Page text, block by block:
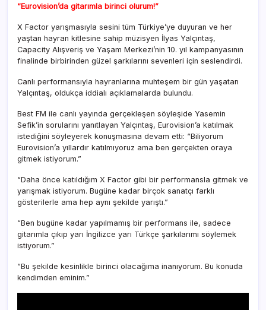
“Eurovision’da gitarımla birinci olurum!”
X Factor yarışmasıyla sesini tüm Türkiye’ye duyuran ve her
yaştan hayran kitlesine sahip müzisyen İlyas Yalçıntaş,
Capacity Alışveriş ve Yaşam Merkezi’nin 10. yıl kampanyasının
finalinde birbirinden güzel şarkılarını sevenleri için seslendirdi.
Canlı performansıyla hayranlarına muhteşem bir gün yaşatan
Yalçıntaş, oldukça iddialı açıklamalarda bulundu.
Best FM ile canlı yayında gerçekleşen söyleşide Yasemin
Sefik’in sorularını yanıtlayan Yalçıntaş, Eurovision’a katılmak
istediğini söyleyerek konuşmasına devam etti: “Biliyorum
Eurovision’a yıllardır katılmıyoruz ama ben gerçekten oraya
gitmek istiyorum.”
“Daha önce katıldığım X Factor gibi bir performansla gitmek ve
yarışmak istiyorum. Bugüne kadar birçok sanatçı farklı
gösterilerle ama hep aynı şekilde yarıştı.”
“Ben bugüne kadar yapılmamış bir performans ile, sadece
gitarımla çıkıp yarı İngilizce yarı Türkçe şarkılarımı söylemek
istiyorum.”
“Bu şekilde kesinlikle birinci olacağıma inanıyorum. Bu konuda
kendimden eminim.”